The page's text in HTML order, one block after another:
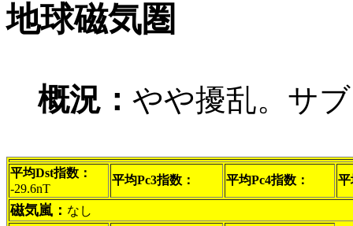
地球磁気圏
概況： やや擾乱。サ
平均Dst指数：
-29.6nT
平均Pc3指数： 平均Pc4指数： 平
磁気嵐： なし